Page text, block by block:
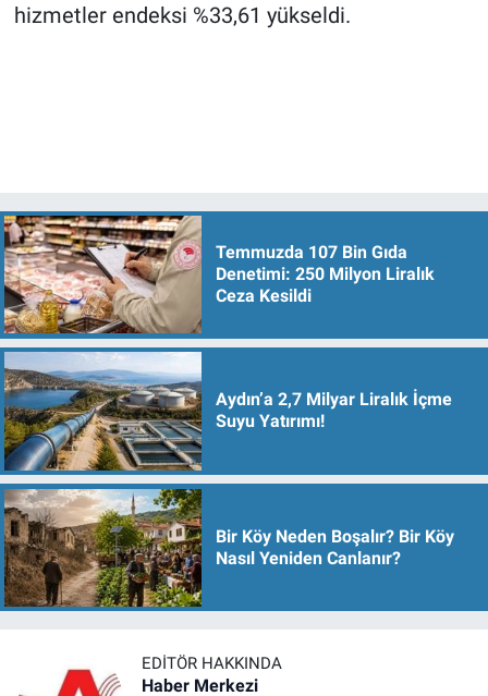
hizmetler endeksi %33,61 yükseldi.
Temmuzda 107 Bin Gıda
Denetimi: 250 Milyon Liralık
Ceza Kesildi
Aydın’a 2,7 Milyar Liralık İçme
Suyu Yatırımı!
Bir Köy Neden Boşalır? Bir Köy
Nasıl Yeniden Canlanır?
EDITÖR HAKKINDA
Haber Merkezi